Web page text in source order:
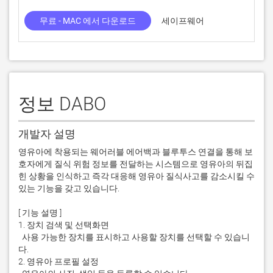
무료 - MAC 에서 다운로드 세이프웨어
정보 DABO
개발자 설명
영유아에 착용되는 웨어러블 에어백과 블루투스 연결을 통해 보
호자에게 질식 위험 정보를 전달하는 시스템으로 영유아의 뒤집
힌 상황을 인식하고 즉각 대응해 영유아 질식사고를 감소시킬 수
있는 기능을 갖고 있습니다.
[ 기능 설명 ]
1. 장치 검색 및 선택화면
다.
2. 영유아 프로필 설정